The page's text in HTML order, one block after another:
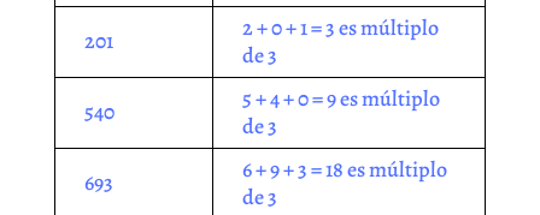
201
2 + 0 + 1 = 3 es múltiplo
de 3
540
5 + 4 + 0 = 9 es múltiplo
de 3
693
6 + 9 + 3 = 18 es múltiplo
de 3